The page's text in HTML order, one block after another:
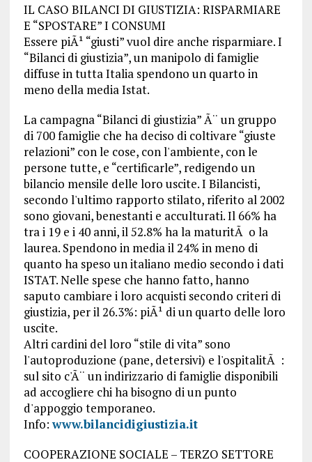
IL CASO BILANCI DI GIUSTIZIA: RISPARMIARE
E “SPOSTARE” I CONSUMI
Essere piÃ¹ “giusti” vuol dire anche risparmiare. I
“Bilanci di giustizia”, un manipolo di famiglie
diffuse in tutta Italia spendono un quarto in
meno della media Istat.
La campagna “Bilanci di giustizia” Ã¨ un gruppo
di 700 famiglie che ha deciso di coltivare “giuste
relazioni” con le cose, con l'ambiente, con le
persone tutte, e “certificarle”, redigendo un
bilancio mensile delle loro uscite. I Bilancisti,
secondo l'ultimo rapporto stilato, riferito al 2002
sono giovani, benestanti e acculturati. Il 66% ha
tra i 19 e i 40 anni, il 52.8% ha la maturitÃ o la
laurea. Spendono in media il 24% in meno di
quanto ha speso un italiano medio secondo i dati
ISTAT. Nelle spese che hanno fatto, hanno
saputo cambiare i loro acquisti secondo criteri di
giustizia, per il 26.3%: piÃ¹ di un quarto delle loro
uscite.
Altri cardini del loro “stile di vita” sono
l'autoproduzione (pane, detersivi) e l'ospitalitÃ :
sul sito c'Ã¨ un indirizzario di famiglie disponibili
ad accogliere chi ha bisogno di un punto
d'appoggio temporaneo.
Info:www.bilancidigiustizia.it
COOPERAZIONE SOCIALE – TERZO SETTORE